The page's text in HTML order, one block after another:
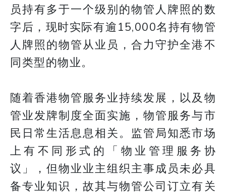
员持有多于一个级别的物管人牌照的数
字后，现时实际有逾15,000名持有物管
人牌照的物管从业员，合力守护全港不
同类型的物业。
随着香港物管服务业持续发展，以及物
管业发牌制度全面实施，物管服务与市
民日常生活息息相关。监管局知悉市场
上有不同形式的「物业管理服务协
议」，但物业业主组织主事成员未必具
备专业知识，故其与物管公司订立有关